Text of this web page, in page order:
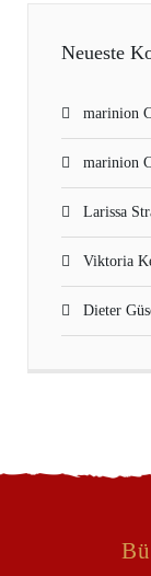
Neueste
marinion
marinion
Larissa
Viktoria
Dieter